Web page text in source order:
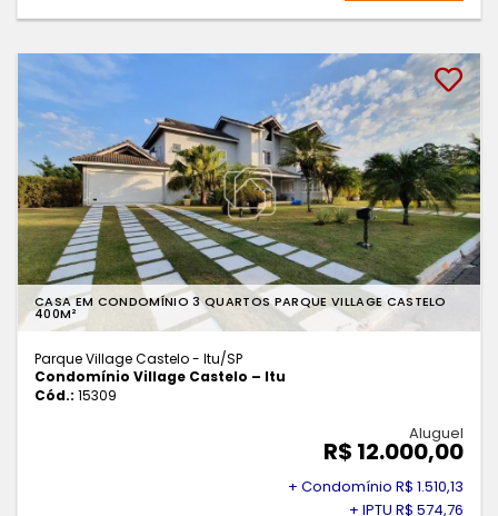
CASA EM CONDOMÍNIO 3 QUARTOS PARQUE VILLAGE CASTELO
400M²
Parque Village Castelo - Itu/SP
Condomínio Village Castelo – Itu
Cód.: 15309
Aluguel
R$ 12.000,00
+ Condomínio R$ 1.510,13
+ IPTU R$ 574,76